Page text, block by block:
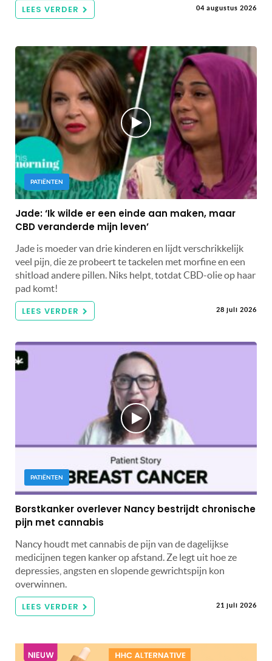
LEES VERDER 04 augustus 2026
PATIËNTEN
Jade: ‘Ik wilde er een einde aan maken, maar
CBD veranderde mijn leven’
Jade is moeder van drie kinderen en lijdt verschrikkelijk
veel pijn, die ze probeert te tackelen met morfine en een
shitload andere pillen. Niks helpt, totdat CBD-olie op haar
pad komt!
LEES VERDER 28 juli 2026
PATIËNTEN
Borstkanker overlever Nancy bestrijdt chronische
pijn met cannabis
Nancy houdt met cannabis de pijn van de dagelijkse
medicijnen tegen kanker op afstand. Ze legt uit hoe ze
depressies, angsten en slopende gewrichtspijn kon
overwinnen.
LEES VERDER 21 juli 2026